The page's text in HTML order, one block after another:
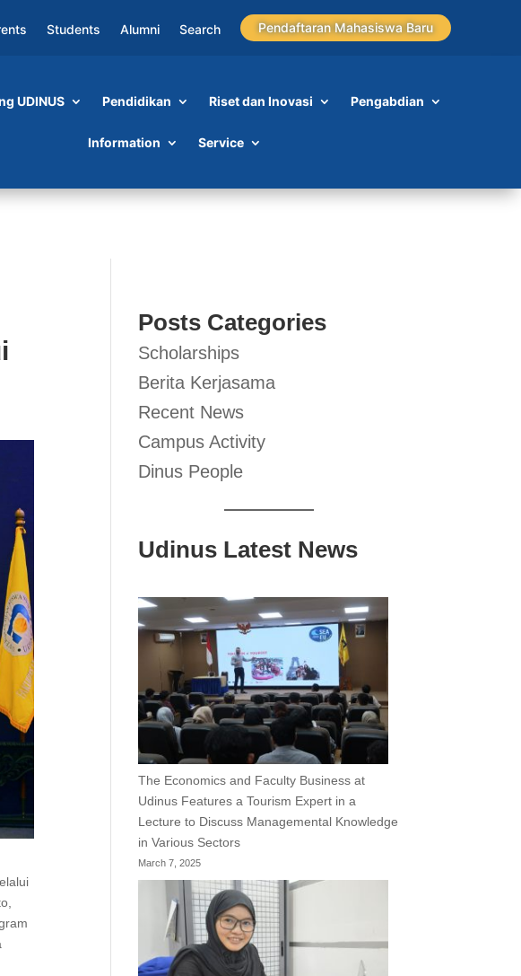
Students Alumni Search Pendaftaran Mahasiswa Baru
UDINUS Pendidikan Riset dan Inovasi Pengabdian
Information Service
Posts Categories
Scholarships
Berita Kerjasama
Recent News
Campus Activity
Dinus People
Udinus Latest News
The Economics and Faculty Business at
Udinus Features a Tourism Expert in a
Lecture to Discuss Managemental Knowledge
in Various Sectors
March 7, 2025